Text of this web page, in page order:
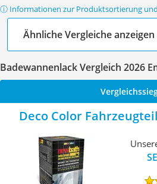
ⓘ Informationen zur Produktsortierung
Ähnliche Vergleiche anzeigen
Badewannenlack Vergleich 2026
Deco Color